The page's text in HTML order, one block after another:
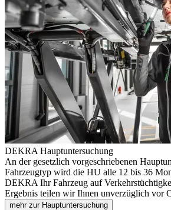
DEKRA Hauptuntersuchung
An der gesetzlich vorgeschriebenen
Fahrzeugtyp wird die HU alle 12 bis 36
DEKRA Ihr Fahrzeug auf
Ergebnis teilen wir Ihnen unverzüglich vor
mehr zur Hauptuntersuchung